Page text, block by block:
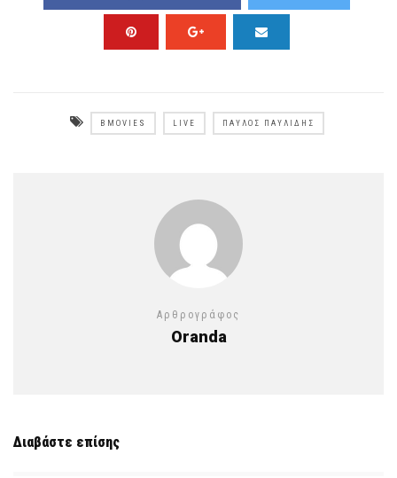
BMOVIES LIVE ΠΑΎΛΟΣ ΠΑΥΛΊΔΗΣ
Αρθρογράφος
Oranda
Διαβάστε επίσης